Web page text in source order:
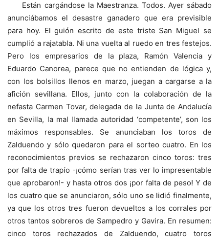
Están cargándose la Maestranza. Todos. Ayer sábado
anunciábamos el desastre ganadero que era previsible
para hoy. El guión escrito de este triste San Miguel se
cumplió a rajatabla. Ni una vuelta al ruedo en tres festejos.
Pero los empresarios de la plaza, Ramón Valencia y
Eduardo Canorea, parece que no entienden de lógica y,
con los bolsillos llenos en marzo, juegan a cargarse a la
afición sevillana. Ellos, junto con la colaboración de la
nefasta Carmen Tovar, delegada de la Junta de Andalucía
en Sevilla, la mal llamada autoridad ‘competente’, son los
máximos responsables. Se anunciaban los toros de
Zalduendo y sólo quedaron para el sorteo cuatro. En los
reconocimientos previos se rechazaron cinco toros: tres
por falta de trapío -¡cómo serían tras ver lo impresentable
que aprobaron!- y hasta otros dos ¡por falta de peso! Y de
los cuatro que se anunciaron, sólo uno se lidió finalmente,
ya que los otros tres fueron devueltos a los corrales por
otros tantos sobreros de Sampedro y Gavira. En resumen:
cinco toros rechazados de Zalduendo, cuatro toros